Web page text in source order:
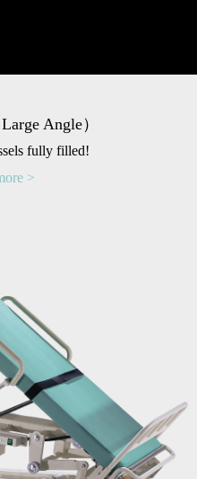
Angle）
fully filled!
>